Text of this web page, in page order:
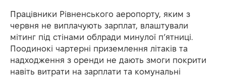
Працівники Рівненського аеропорту, яким з
червня не виплачують зарплат, влаштували
мітинг під стінами облради минулої п’ятниці.
Поодинокі чартерні приземлення літаків та
надходження з оренди не дають змоги покрити
навіть витрати на зарплати та комунальні